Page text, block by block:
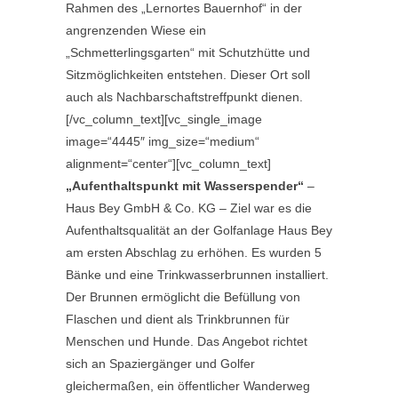
Rahmen des „Lernortes Bauernhof“ in der
angrenzenden Wiese ein
„Schmetterlingsgarten“ mit Schutzhütte und
Sitzmöglichkeiten entstehen. Dieser Ort soll
auch als Nachbarschaftstreffpunkt dienen.
[/vc_column_text][vc_single_image
image=“4445″ img_size=“medium“
alignment=“center“][vc_column_text]
„Aufenthaltspunkt mit Wasserspender“ –
Haus Bey GmbH & Co. KG – Ziel war es die
Aufenthaltsqualität an der Golfanlage Haus Bey
am ersten Abschlag zu erhöhen. Es wurden 5
Bänke und eine Trinkwasserbrunnen installiert.
Der Brunnen ermöglicht die Befüllung von
Flaschen und dient als Trinkbrunnen für
Menschen und Hunde. Das Angebot richtet
sich an Spaziergänger und Golfer
gleichermaßen, ein öffentlicher Wanderweg